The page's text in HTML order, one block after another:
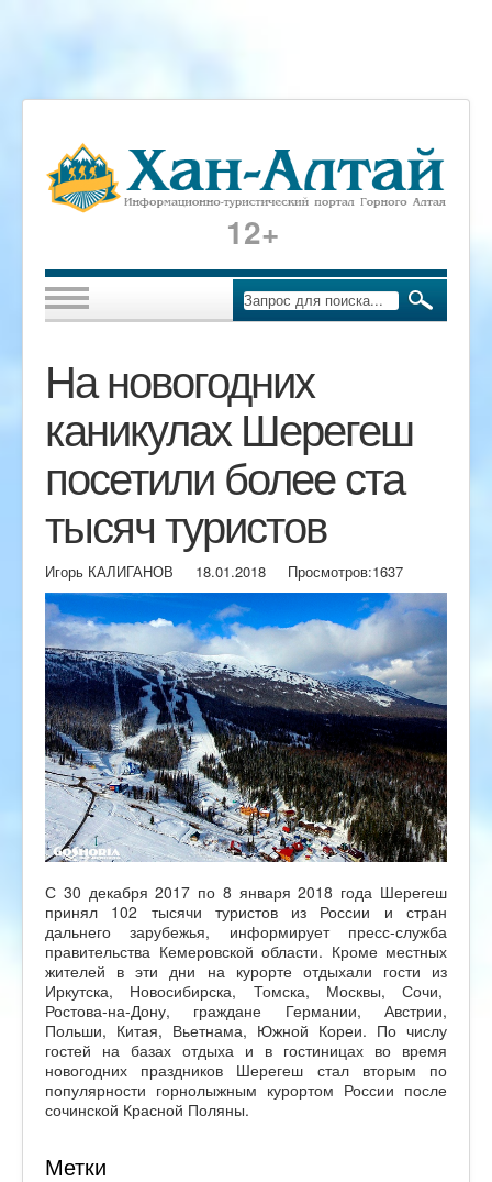
12+
На новогодних
каникулах Шерегеш
посетили более ста
тысяч туристов
Игорь КАЛИГАНОВ 18.01.2018 Просмотров:1637
С 30 декабря 2017 по 8 января 2018 года Шерегеш
принял 102 тысячи туристов из России и стран
дальнего зарубежья, информирует пресс-служба
правительства Кемеровской области. Кроме местных
жителей в эти дни на курорте отдыхали гости из
Иркутска, Новосибирска, Томска, Москвы, Сочи,
Ростова-на-Дону, граждане Германии, Австрии,
Польши, Китая, Вьетнама, Южной Кореи. По числу
гостей на базах отдыха и в гостиницах во время
новогодних праздников Шерегеш стал вторым по
популярности горнолыжным курортом России после
сочинской Красной Поляны.
Метки